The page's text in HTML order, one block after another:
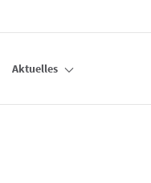
Aktuelles